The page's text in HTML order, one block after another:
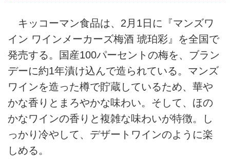
キッコーマン食品は、2月1日に『マンズワ
イン ワインメーカーズ梅酒 琥珀彩』を全国で
発売する。国産100パーセントの梅を、ブラン
デーに約1年漬け込んで造られている。マンズ
ワインを造った樽で貯蔵しているため、華や
かな香りとまろやかな味わい。そして、ほの
かなワインの香りと複雑な味わいが特徴。し
っかり冷やして、デザートワインのように楽
しめる。